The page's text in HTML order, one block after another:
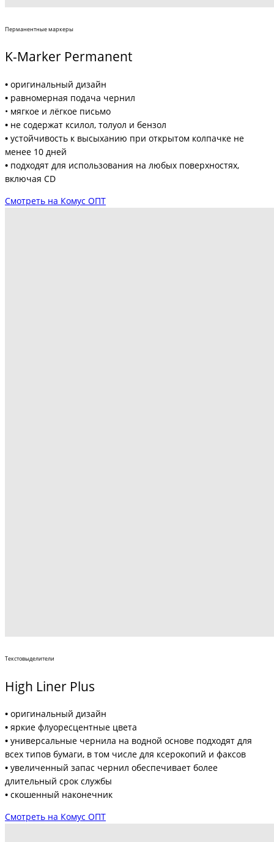
Перманентные маркеры
K-Marker Permanent
• оригинальный дизайн
• равномерная подача чернил
• мягкое и лёгкое письмо
• не содержат ксилол, толуол и бензол
• устойчивость к высыханию при открытом колпачке не
менее 10 дней
• подходят для использования на любых поверхностях,
включая CD
Смотреть на Комус ОПТ
Текстовыделители
High Liner Plus
• оригинальный дизайн
• яркие флуоресцентные цвета
• универсальные чернила на водной основе подходят для
всех типов бумаги, в том числе для ксерокопий и факсов
• увеличенный запас чернил обеспечивает более
длительный срок службы
• скошенный наконечник
Смотреть на Комус ОПТ